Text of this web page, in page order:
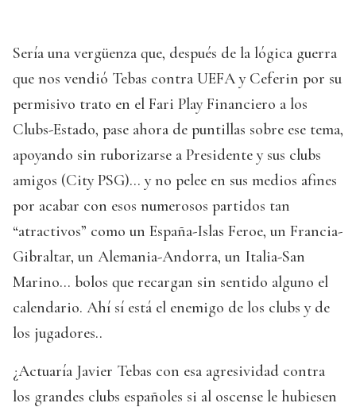
Sería una vergüenza que, después de la lógica guerra
que nos vendió Tebas contra UEFA y Ceferin por su
permisivo trato en el Fari Play Financiero a los
Clubs-Estado, pase ahora de puntillas sobre ese tema,
apoyando sin ruborizarse a Presidente y sus clubs
amigos (City PSG)... y no pelee en sus medios afines
por acabar con esos numerosos partidos tan
“atractivos” como un España-Islas Feroe, un Francia-
Gibraltar, un Alemania-Andorra, un Italia-San
Marino... bolos que recargan sin sentido alguno el
calendario. Ahí sí está el enemigo de los clubs y de
los jugadores..
¿Actuaría Javier Tebas con esa agresividad contra
los grandes clubs españoles si al oscense le hubiesen